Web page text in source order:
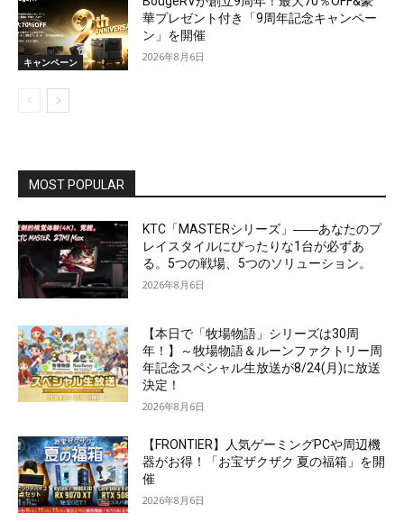
キャンペーン
華プレゼント付き「9周年記念キャンペー
ン」を開催
2026年8月6日
MOST POPULAR
KTC「MASTERシリーズ」――あなたのプ
レイスタイルにぴったりな1台が必ずあ
る。5つの戦場、5つのソリューション。
2026年8月6日
【本日で「牧場物語」シリーズは30周
年！】～牧場物語＆ルーンファクトリー周
年記念スペシャル生放送が8/24(月)に放送
決定！
2026年8月6日
【FRONTIER】人気ゲーミングPCや周辺機
器がお得！「お宝ザクザク 夏の福箱」を開
催
2026年8月6日